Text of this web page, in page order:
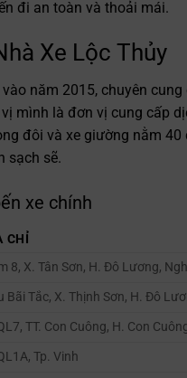
đi an toàn và thoải mái.
Xe Lộc Thủy
năm 2015, chuyên
mình là đơn vị cung cấp
đôi và xe giường nằm
sạch sẽ.
xe chính
CHỈ
8, X. Tân Sơn, H. Đô Lương,
Bãi Tắc, X. Thịnh Sơn, H. Đô
TT. Con Cuông, H. Con
Tp. Vinh